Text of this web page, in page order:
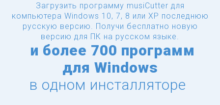
Загрузить программу musiCutter для
компьютера Windows 10, 7, 8 или XP последнюю
русскую версию.
Получи бесплатно новую
версию для ПК на русском языке.
и более 700 программ
для Windows
в одном инсталляторе